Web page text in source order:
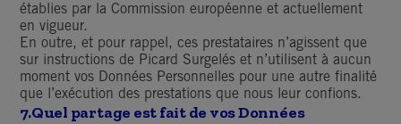
établies par la Commission européenne et actuellement
en vigueur.
En outre, et pour rappel, ces prestataires n’agissent que
sur instructions de Picard Surgelés et n’utilisent à aucun
moment vos Données Personnelles pour une autre finalité
que l’exécution des prestations que nous leur confions.
7.Quel partage est fait de vos Données